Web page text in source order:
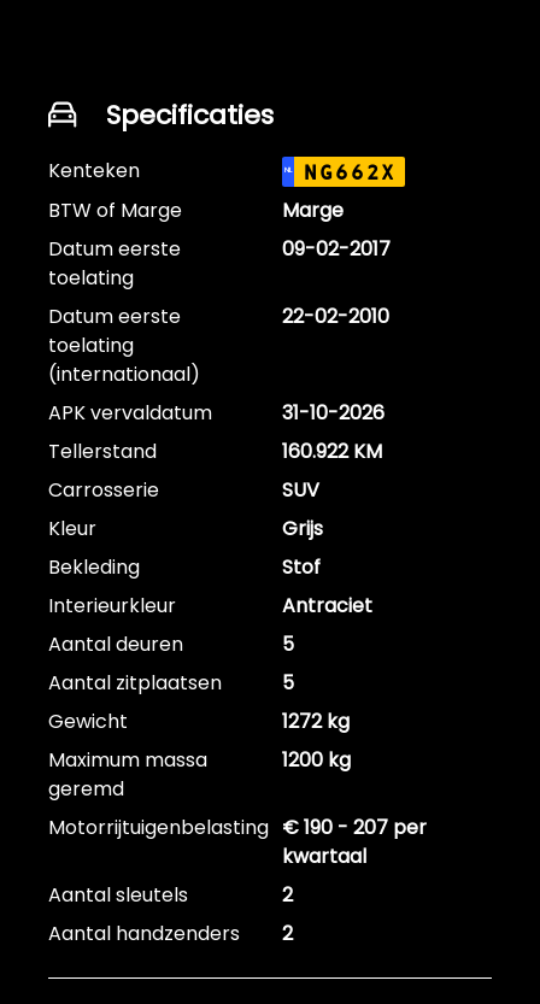
Specificaties
Kenteken NL NG662X
BTW of Marge
Marge
Datum eerste
toelating
09-02-2017
Datum eerste
toelating
(internationaal)
22-02-2010
APK vervaldatum
31-10-2026
Tellerstand
160.922 KM
Carrosserie
SUV
Kleur
Grijs
Bekleding
Stof
Interieurkleur
Antraciet
Aantal deuren
5
Aantal zitplaatsen
5
Gewicht
1272 kg
Maximum massa
geremd
1200 kg
Motorrijtuigenbelasting € 190 - 207 per
kwartaal
Aantal sleutels
2
Aantal handzenders
2